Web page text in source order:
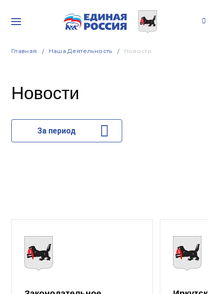
Главная Наша Деятельность Новости
Новости
За период